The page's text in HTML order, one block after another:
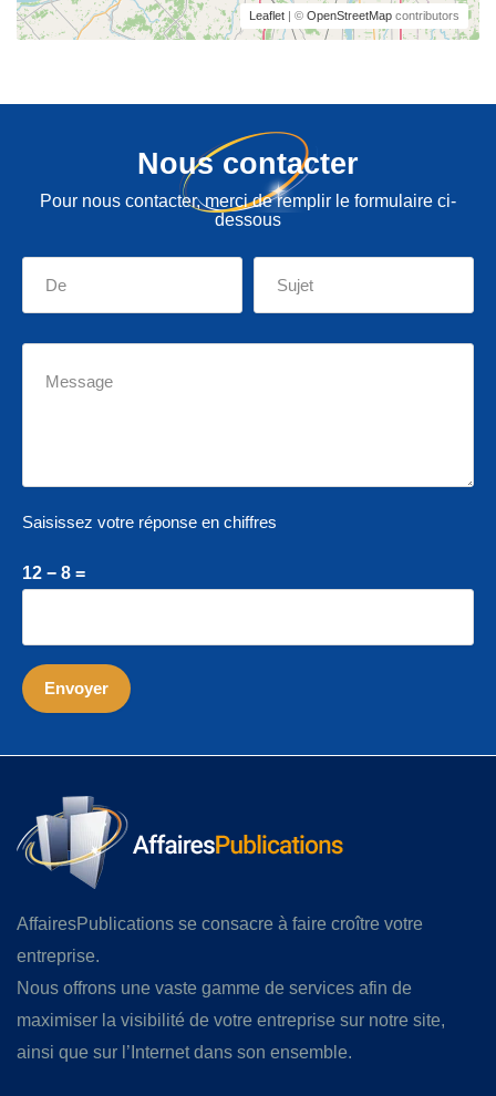
Leaflet | © OpenStreetMap contributors
Nous contacter
Pour nous contacter, merci de remplir le formulaire ci-
dessous
Saisissez votre réponse en chiffres
12 − 8 =
AffairesPublications se consacre à faire croître votre
entreprise.
Nous offrons une vaste gamme de services afin de
maximiser la visibilité de votre entreprise sur notre site,
ainsi que sur l’Internet dans son ensemble.